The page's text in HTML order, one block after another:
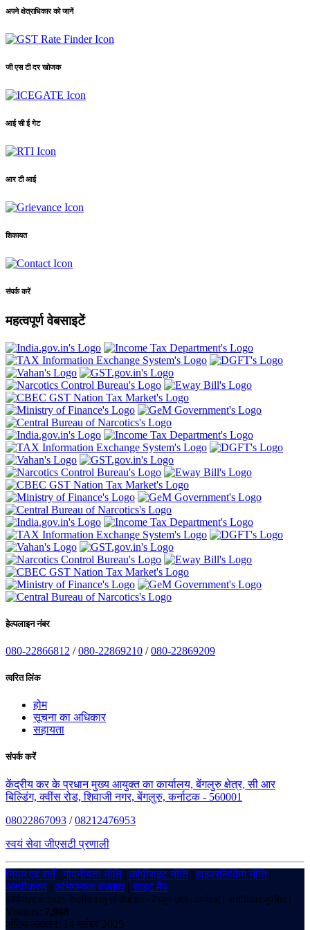
अपने क्षेत्राधिकार को जानें
जी एस टी दर खोजक
आई सी ई गेट
आर टी आई
शिकायत
संपर्क करें
महत्वपूर्ण वेबसाइटें
हेल्पलाइन नंबर
080-22866812 /080-22869210 /080-22869209
त्वरित लिंक
होम
सूचना का अधिकार
सहायता
संपर्क करें
केंद्रीय कर के प्रधान मुख्य आयुक्त का कार्यालय, बेंगलुरु क्षेत्र, सी आर
बिल्डिंग, क्वींस रोड, शिवाजी नगर, बेंगलुरु, कर्नाटक - 560001
08022867093 /08212476953
स्वयं सेवा जीएसटी प्रणाली
नियम एवं शर्तें|गोपनीयता नीति|कॉपीराइट नीति|हाइपरलिंकिंग नीति|
अस्वीकरण | अभिगम्यता वक्तव्य |साइट मैप
कॉपीराइट © 2025 केंद्रीय वस्तु एवं सेवा कर - बेंगलुरु ज़ोन - कर्नाटक। सर्वाधिकार सुरक्षित।
Visitors: 7,968
अंतिम अद्यतन: 14 नवंबर 2025